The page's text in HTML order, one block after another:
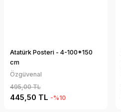
Atatürk Posteri - 4-100*150
cm
Özgüvenal
495,00 TL
445,50 TL -%10